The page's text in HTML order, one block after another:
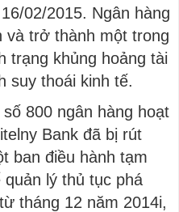
02/2015. Ngân hàng
và trở thành một trong
trạng khủng hoảng tài
suy thoái kinh tế.
800 ngân hàng hoạt
Bank đã bị rút
ban điều hành tạm
lý thủ tục phá
tháng 12 năm 2014i,